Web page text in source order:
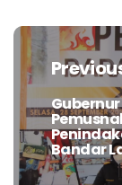
pos
Previous
post:
Bandar